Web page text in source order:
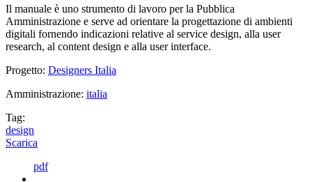
Il manuale è uno strumento di lavoro per la Pubblica
Amministrazione e serve ad orientare la progettazione di ambienti
digitali fornendo indicazioni relative al service design, alla user
research, al content design e alla user interface.
Progetto: Designers Italia
Amministrazione: italia
Tag:
design
Scarica
pdf